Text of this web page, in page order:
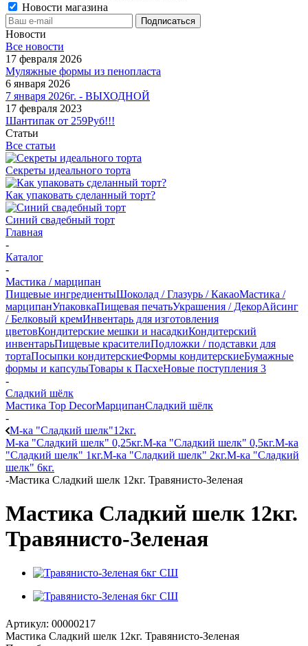
Новости магазина
Новости
Все новости
17 февраля 2026
Муляжные формы из пенопласта
6 января 2026
7 января 2026г. - ВЫХОДНОЙ
17 февраля 2023
Шантипак от 259Руб!!!
Статьи
Все статьи
Секреты идеального торта
Как упаковать сделанный торт?
Синий свадебный торт
Главная
-
Каталог
-
Мастика / марципан
Пищевые ингредиентыШоколад / Глазурь / КакаоМастика /
марципанУпаковкаПищевая печатьУкрашения / ДекорАйсинг
/ Белковый кремИнвентарь для изготовления
цветовКондитерские мешки и насадкиКондитерский
инвентарьПищевые красителиПодложки / подставки для
тортаПосыпки кондитерскиеФормы кондитерскиеБумажные
формы и капсулыТовары к ПасхеНовые поступления 3
-
Сладкий шёлк
Мастика Top DecorМарципанСладкий шёлк
-
М-ка "Сладкий шелк"12кг.
М-ка "Сладкий шелк" 0,25кг.М-ка "Сладкий шелк" 0,5кг.М-ка
"Сладкий шелк" 1кг.М-ка "Сладкий шелк" 2кг.М-ка "Сладкий
шелк" 6кг.
-Мастика Сладкий шелк 12кг. Травянисто-Зеленая
Мастика Сладкий шелк 12кг.
Травянисто-Зеленая
Артикул: 00000217
Мастика Сладкий шелк 12кг. Травянисто-Зеленая